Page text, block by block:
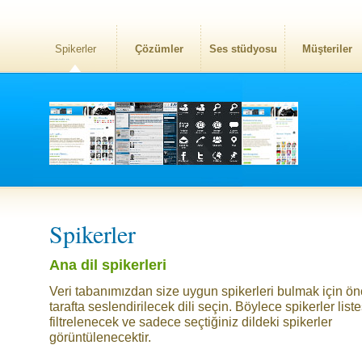
Spikerler Çözümler Ses stüdyosu Müşteriler
Spikerler
Ana dil spikerleri
Veri tabanımızdan size uygun spikerleri bulmak için
tarafta seslendirilecek dili seçin. Böylece spikerler
filtrelenecek ve sadece seçtiğiniz dildeki spikerler
görüntülenecektir.